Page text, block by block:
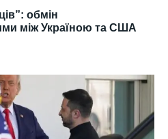
обмін
між Україною та США